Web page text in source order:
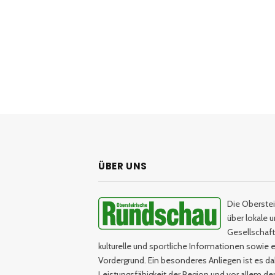
ÜBER UNS
Die
über lokale
kulturelle und sportliche Informationen sowie
Vordergrund. Ein besonderes Anliegen ist es